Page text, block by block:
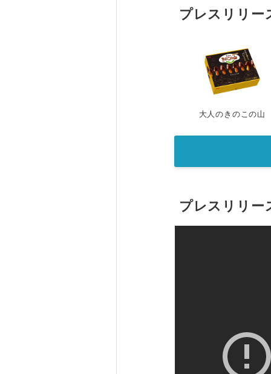
プレスリリー
大人のきのこの山
プレスリリー